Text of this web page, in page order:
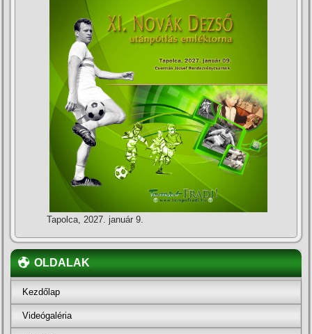
Tapolca, 2027. január 9.
OLDALAK
Kezdőlap
Videógaléria